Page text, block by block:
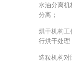
水油分离机
分离；
烘干机构工
行烘干处理
造粒机构对